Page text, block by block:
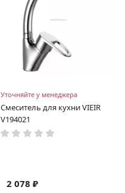
Уточняйте у менеджера
Смеситель для кухни VIEIR
V194021
2 078 ₽